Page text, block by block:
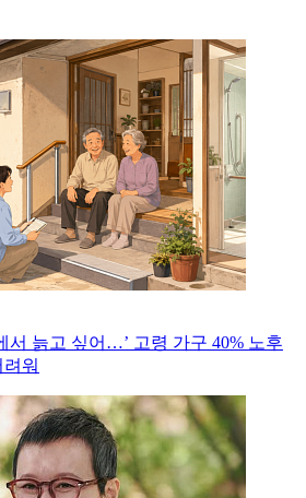
서 늙고 싶어…’ 고령 가구 40% 노후
워